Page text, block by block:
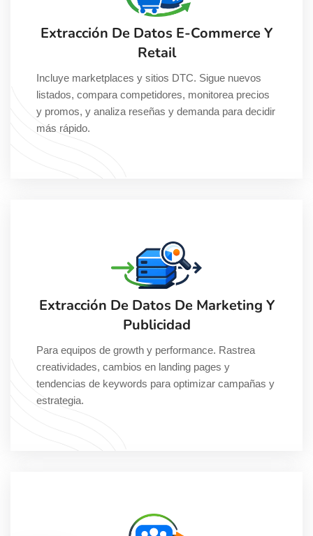
Extracción De Datos E-Commerce Y
Retail
Incluye marketplaces y sitios DTC. Sigue nuevos
listados, compara competidores, monitorea precios
y promos, y analiza reseñas y demanda para decidir
más rápido.
Extracción De Datos De Marketing Y
Publicidad
Para equipos de growth y performance. Rastrea
creatividades, cambios en landing pages y
tendencias de keywords para optimizar campañas y
estrategia.